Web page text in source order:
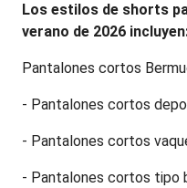
Los estilos de shorts
verano de 2026
Pantalones cortos
- Pantalones cortos
- Pantalones cortos
- Pantalones cortos tipo